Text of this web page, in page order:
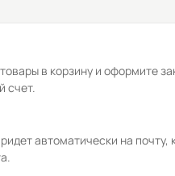
в корзину и оформите
счет.
автоматически на